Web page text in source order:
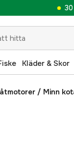
Kläder & Skor
/ Minn